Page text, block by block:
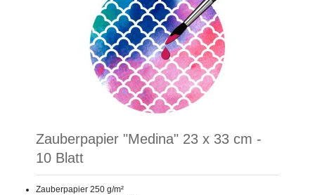
Zauberpapier "Medina" 23 x 33 cm -
10 Blatt
Zauberpapier 250 g/m²